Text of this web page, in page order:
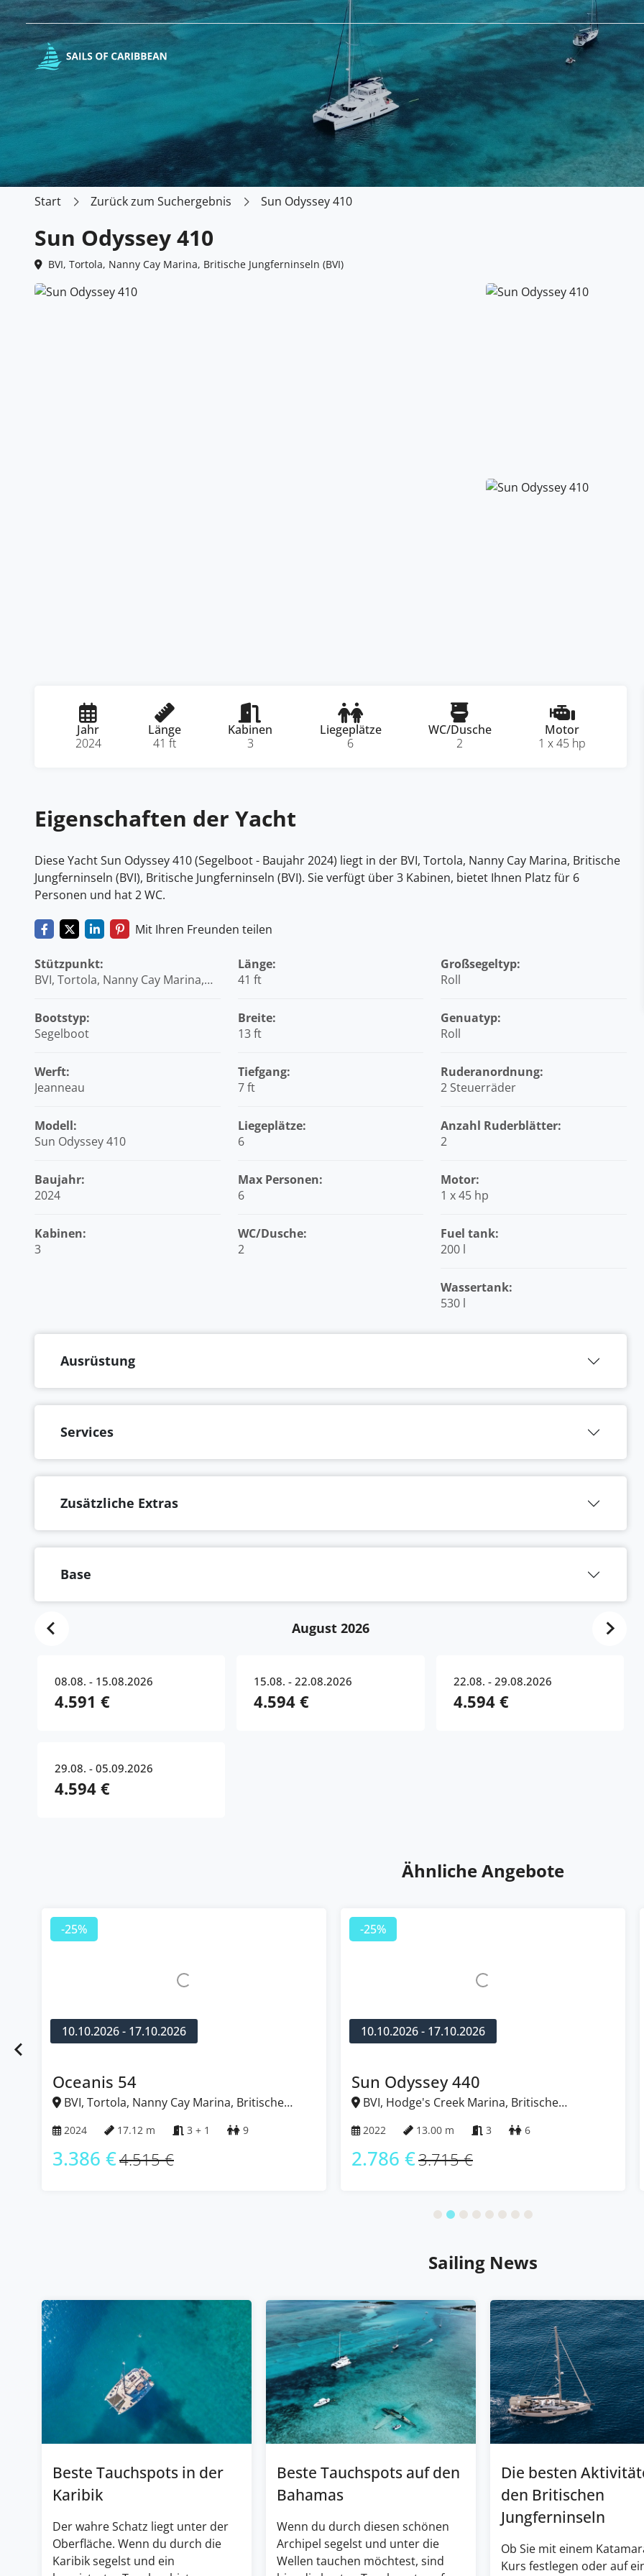
Start Zurück zum Suchergebnis Sun Odyssey 410
Sun Odyssey 410
BVI, Tortola, Nanny Cay Marina, Britische Jungferninseln (BVI)
Jahr
2024
Länge
41 ft
Kabinen
3
Liegeplätze
6
WC/Dusche
2
Motor
1 x 45 hp
Eigenschaften der Yacht
Diese Yacht Sun Odyssey 410 (Segelboot - Baujahr 2024) liegt in der BVI, Tortola, Nanny Cay Marina, Britische
Jungferninseln (BVI), Britische Jungferninseln (BVI). Sie verfügt über 3 Kabinen, bietet Ihnen Platz für 6
Personen und hat 2 WC.
Mit Ihren Freunden teilen
Stützpunkt:
BVI, Tortola, Nanny Cay Marina,
Bootstyp:
Segelboot
Werft:
Jeanneau
Modell:
Sun Odyssey 410
Baujahr:
2024
Kabinen:
3
Länge:
41 ft
Breite:
13 ft
Tiefgang:
7 ft
Liegeplätze:
6
Max Personen:
6
WC/Dusche:
2
Großsegeltyp:
Roll
Genuatyp:
Roll
Ruderanordnung:
2 Steuerräder
Anzahl Ruderblätter:
2
Motor:
1 x 45 hp
Fuel tank:
200 l
Wassertank:
530 l
Ausrüstung
Services
Zusätzliche Extras
Base
August 2026
08.08. - 15.08.2026
4.591 €
15.08. - 22.08.2026
4.594 €
22.08. - 29.08.2026
4.594 €
29.08. - 05.09.2026
4.594 €
Ähnliche Angebote
-25%
10.10.2026 - 17.10.2026
Oceanis 54
BVI, Tortola, Nanny Cay Marina, Britische
2024 17.12 m 3 + 1 9
3.386 €4.515 €
-25%
10.10.2026 - 17.10.2026
Sun Odyssey 440
BVI, Hodge's Creek Marina, Britische
2022 13.00 m 3 6
2.786 €3.715 €
Sailing News
Beste Tauchspots in der
Karibik
Der wahre Schatz liegt unter der
Oberfläche. Wenn du durch die
Karibik segelst und ein
Beste Tauchspots auf den
Bahamas
Wenn du durch diesen schönen
Archipel segelst und unter die
Wellen tauchen möchtest, sind
Die besten
den Britischen
Jungferninseln
Ob Sie mit einem
Kurs festlegen oder auf